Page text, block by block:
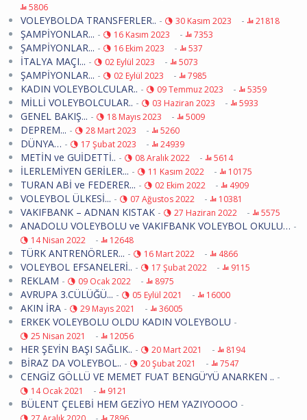
5806
VOLEYBOLDA TRANSFERLER.. - 30 Kasım 2023 - 21818
ŞAMPİYONLAR... - 16 Kasım 2023 - 7353
ŞAMPİYONLAR... - 16 Ekim 2023 - 537
İTALYA MAÇI... - 02 Eylül 2023 - 5073
ŞAMPİYONLAR... - 02 Eylül 2023 - 7985
KADIN VOLEYBOLCULAR.. - 09 Temmuz 2023 - 5359
MİLLİ VOLEYBOLCULAR.. - 03 Haziran 2023 - 5933
GENEL BAKIŞ... - 18 Mayıs 2023 - 5009
DEPREM... - 28 Mart 2023 - 5260
DÜNYA… - 17 Şubat 2023 - 24939
METİN ve GUİDETTİ.. - 08 Aralık 2022 - 5614
İLERLEMİYEN GERİLER... - 11 Kasım 2022 - 10175
TURAN ABİ ve FEDERER... - 02 Ekim 2022 - 4909
VOLEYBOL ÜLKESİ... - 07 Ağustos 2022 - 10381
VAKIFBANK – ADNAN KISTAK - 27 Haziran 2022 - 5575
ANADOLU VOLEYBOLU ve VAKIFBANK VOLEYBOL OKULU… -
14 Nisan 2022 - 12648
TÜRK ANTRENÖRLER... - 16 Mart 2022 - 4866
VOLEYBOL EFSANELERİ.. - 17 Şubat 2022 - 9115
REKLAM - 09 Ocak 2022 - 8975
AVRUPA 3.CÜLÜĞÜ... - 05 Eylül 2021 - 16000
AKIN İRA - 29 Mayıs 2021 - 36005
ERKEK VOLEYBOLU OLDU KADIN VOLEYBOLU -
25 Nisan 2021 - 12056
HER ŞEYİN BAŞI SAĞLIK.. - 20 Mart 2021 - 8194
BİRAZ DA VOLEYBOL.. - 20 Şubat 2021 - 7547
CENGİZ GÖLLÜ VE MEMET FUAT BENGÜ’YÜ ANARKEN .. -
14 Ocak 2021 - 9121
BÜLENT ÇELEBİ HEM GEZİYO HEM YAZIYOOOO -
-